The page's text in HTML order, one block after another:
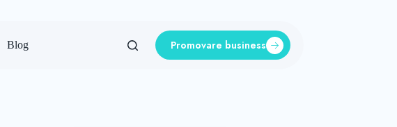
Blog Promovare business